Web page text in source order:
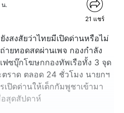
น.
21 แชร์
งสงสัยว่าไทยมีเปิดด่านหรือไม่
ายทอดสดผ่านเพจ กองกำลัง
ฟซบุ๊กโฆษกกองทัพเรือทั้ง 3 จุด
ราด ตลอด 24 ชั่วโมง นายกฯ
ปิดด่านให้เด็กกัมพูชาเข้ามา
สุดสัปดาห์